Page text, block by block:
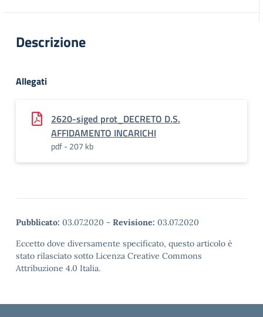
Descrizione
Allegati
2620-siged prot_DECRETO D.S.
AFFIDAMENTO INCARICHI
pdf - 207 kb
Pubblicato: 03.07.2020 - Revisione: 03.07.2020
Eccetto dove diversamente specificato, questo articolo è
stato rilasciato sotto Licenza Creative Commons
Attribuzione 4.0 Italia.